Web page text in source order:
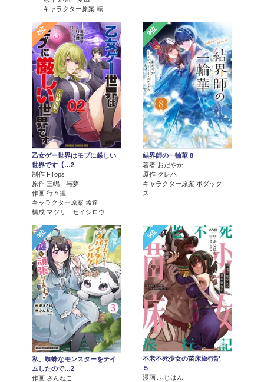
キャラクター原案 転
2位
乙女ゲー世界はモブに厳しい
世界です【…2
制作 FTops
原作 三嶋 与夢
作画 行々狸
キャラクター原案 孟達
構成 マツリ セイシロウ
3位
結界師の一輪華 8
著者 おだやか
原作 クレハ
キャラクター原案 ボダック
ス
4位
私、蜘蛛なモンスターをテイ
ムしたので…2
作画 さんねこ
5位
不老不死少女の苗床旅行記
５
漫画 ふじはん